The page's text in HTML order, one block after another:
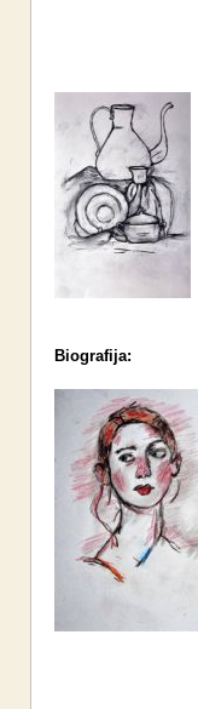
Biografija: